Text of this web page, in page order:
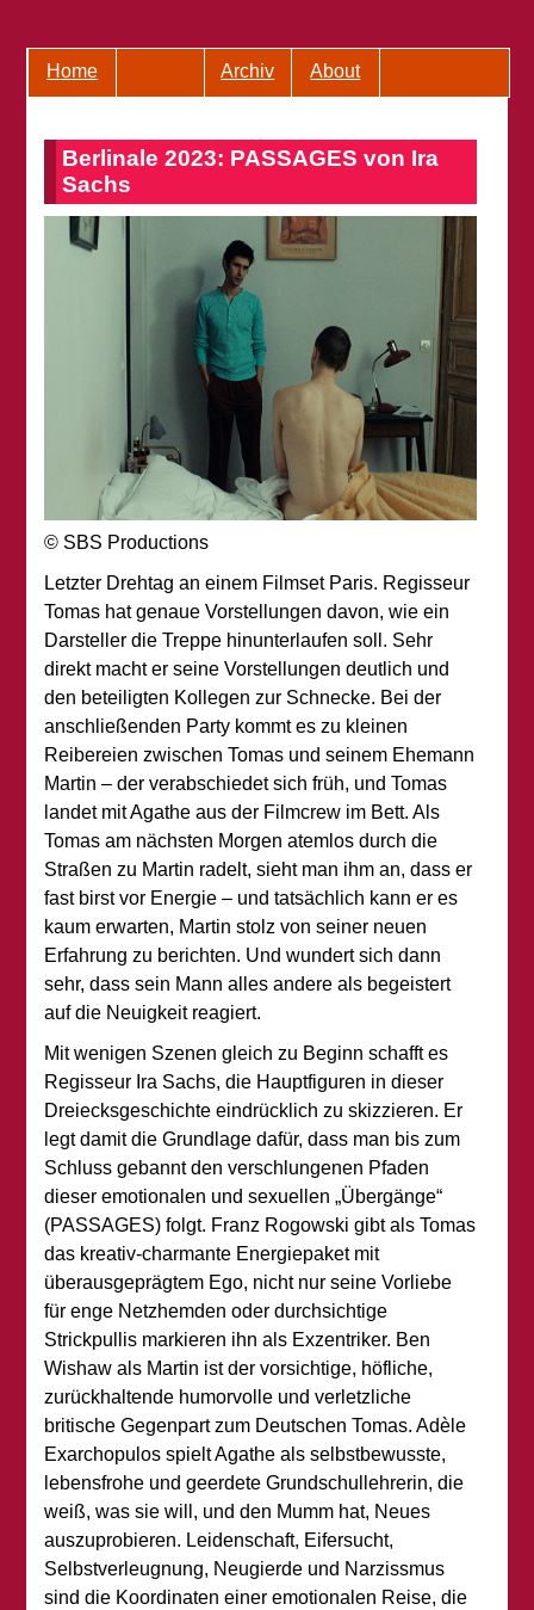
Home Archiv About
Berlinale 2023: PASSAGES von Ira
Sachs
© SBS Productions
Letzter Drehtag an einem Filmset Paris. Regisseur
Tomas hat genaue Vorstellungen davon, wie ein
Darsteller die Treppe hinunterlaufen soll. Sehr
direkt macht er seine Vorstellungen deutlich und
den beteiligten Kollegen zur Schnecke. Bei der
anschließenden Party kommt es zu kleinen
Reibereien zwischen Tomas und seinem Ehemann
Martin – der verabschiedet sich früh, und Tomas
landet mit Agathe aus der Filmcrew im Bett. Als
Tomas am nächsten Morgen atemlos durch die
Straßen zu Martin radelt, sieht man ihm an, dass er
fast birst vor Energie – und tatsächlich kann er es
kaum erwarten, Martin stolz von seiner neuen
Erfahrung zu berichten. Und wundert sich dann
sehr, dass sein Mann alles andere als begeistert
auf die Neuigkeit reagiert.
Mit wenigen Szenen gleich zu Beginn schafft es
Regisseur Ira Sachs, die Hauptfiguren in dieser
Dreiecksgeschichte eindrücklich zu skizzieren. Er
legt damit die Grundlage dafür, dass man bis zum
Schluss gebannt den verschlungenen Pfaden
dieser emotionalen und sexuellen „Übergänge“
(PASSAGES) folgt. Franz Rogowski gibt als Tomas
das kreativ-charmante Energiepaket mit
überausgeprägtem Ego, nicht nur seine Vorliebe
für enge Netzhemden oder durchsichtige
Strickpullis markieren ihn als Exzentriker. Ben
Wishaw als Martin ist der vorsichtige, höfliche,
zurückhaltende humorvolle und verletzliche
britische Gegenpart zum Deutschen Tomas. Adèle
Exarchopulos spielt Agathe als selbstbewusste,
lebensfrohe und geerdete Grundschullehrerin, die
weiß, was sie will, und den Mumm hat, Neues
auszuprobieren. Leidenschaft, Eifersucht,
Selbstverleugnung, Neugierde und Narzissmus
sind die Koordinaten einer emotionalen Reise, die